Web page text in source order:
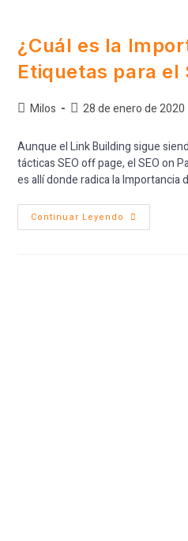
¿Cuál es la
Etiquetas para el
Milos 28 de enero de 2020
Aunque el Link Building sigue
tácticas SEO off page, el SEO on
es allí donde radica la Importancia
Continuar Leyendo